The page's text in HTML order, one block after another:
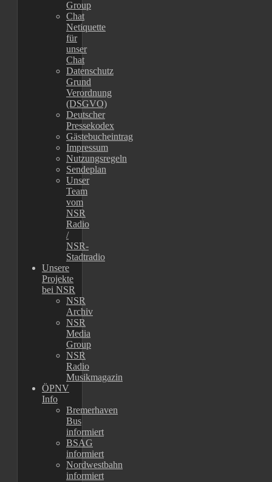
Group
Chat
Netiquette
für
unser
Chat
Datenschutz
Grund
Verordnung
(DSGVO)
Deutscher
Pressekodex
Gästebucheintrag
Impressum
Nutzungsregeln
Sendeplan
Unser
Team
vom
NSR
Radio
/
NSR-
Stadtradio
Unsere
Projekte
bei NSR
NSR
Archiv
NSR
Media
Group
NSR
Radio
Musikmagazin
ÖPNV
Info
Bremerhaven
Bus
informiert
BSAG
informiert
Nordwestbahn
informiert